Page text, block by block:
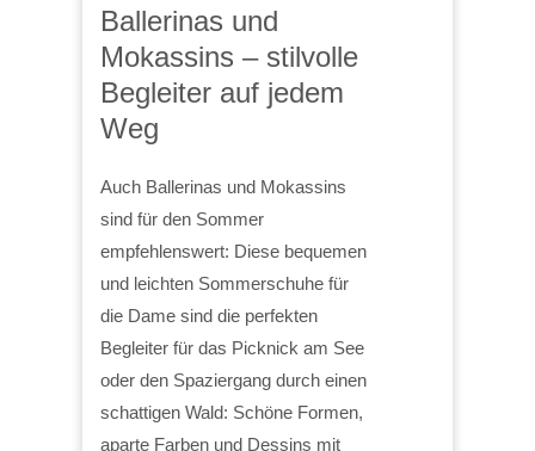
Ballerinas und
Mokassins – stilvolle
Begleiter auf jedem
Weg
Auch Ballerinas und Mokassins
sind für den Sommer
empfehlenswert: Diese bequemen
und leichten Sommerschuhe für
die Dame sind die perfekten
Begleiter für das Picknick am See
oder den Spaziergang durch einen
schattigen Wald: Schöne Formen,
aparte Farben und Dessins mit